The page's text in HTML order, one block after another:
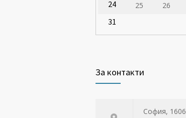
24 25 26
31
За контакти
София, 1606